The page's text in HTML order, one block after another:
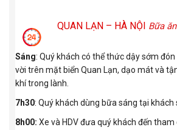
QUAN LẠN – HÀ NỘI Bữa
Sáng: Quý khách có thể thức dậy sớm
vời trên mặt biển Quan Lạn, dạo mát và
khí trong lành.
7h30: Quý khách dùng bữa sáng tại khách
8h00: Xe và HDV đưa quý khách đến tham